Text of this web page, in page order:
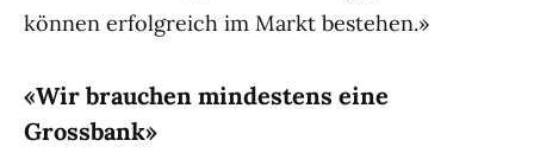
können erfolgreich im Markt bestehen.»
«Wir brauchen mindestens eine
Grossbank»